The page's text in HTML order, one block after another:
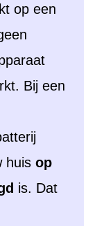
op een
Bij een
huisop
is. Dat